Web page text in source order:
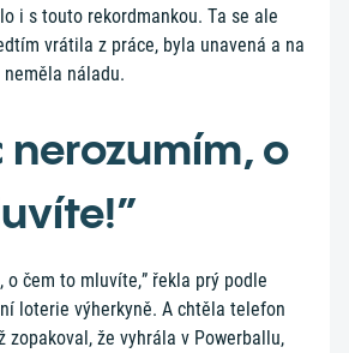
i s touto rekordmankou. Ta se ale
vrátila z práce, byla unavená a na
náladu.
nerozumím, o
o čem to mluvíte,” řekla prý podle
loterie výherkyně. A chtěla telefon
zopakoval, že vyhrála v Powerballu,